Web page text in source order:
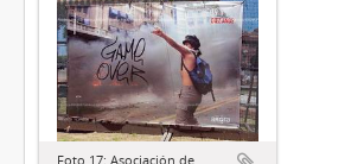
Foto 17: Asociación de